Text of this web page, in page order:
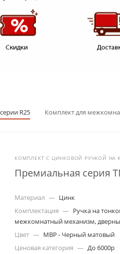
R25 Комплект для
КОМПЛЕКТ С ЦИНКОВОЙ РУЧКОЙ НА
Премиальная серия
Материал — Цинк
Комплектация — Ручка на
межкомнатный механизм,
Цвет — MBP - Черный матовый
Ценовая категория — До 6000р